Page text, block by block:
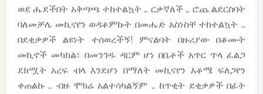
ወደ ሔደችበት አቅጣጫ ተከተልኳት … ርቃኛለች … ሮጨ ልደርስባት
ባለመቻሌ መኪናየን ወዳቆምኩት በመሔድ አስነስቸ ተከተልኳት …
በደቂቃዎች ልዩነት ተሰወረችኝ! ምናልባት በዙሪያው በቆሙት
መኪኖች መካከል፣ በመንገዱ ዳርም ሆነ በቤቶች አጥር ጥላ ፈልጋ
ደክሟት አረፍ ብላ እንደሆነ በማለት መኪናየን አቆሜ ፍለጋየን
ቀጠልኩ … ብዙ ሞክሬ አልተሳካልኝም … ከጥቂት ደቂቃዎች በፊት